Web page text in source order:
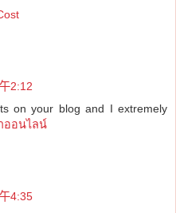
2:12
on your blog and I extremely
ออนไลน์
4:35